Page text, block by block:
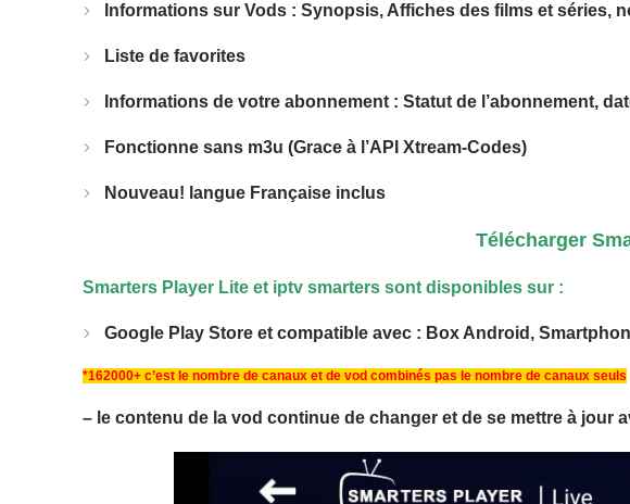
Informations sur Vods : Synopsis, Affiches des films et séries,
Liste de favorites
Informations de votre abonnement : Statut de l’abonnement,
Fonctionne sans m3u (Grace à l’API Xtream-Codes)
Nouveau! langue Française inclus
Télécharger
Smarters Player Lite et iptv smarters sont disponibles sur :
Google Play Store et compatible avec : Box Android,
*162000+ c’est le nombre de canaux et de vod combinés pas le nombre de canaux seuls
– le contenu de la vod continue de changer et de se mettre à jour